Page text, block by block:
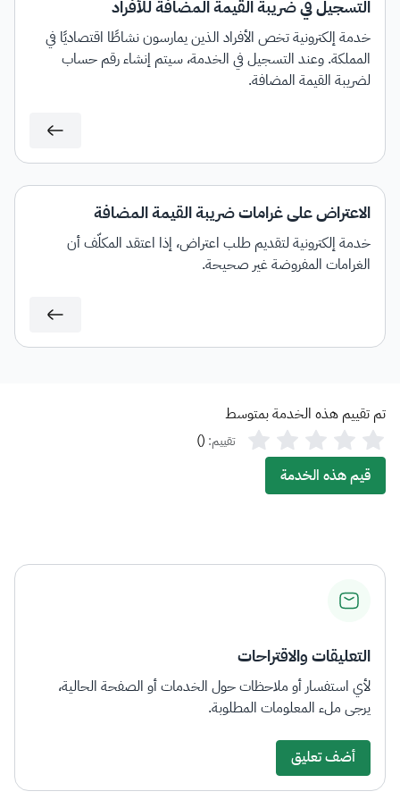
التسجيل في ضريبة القيمة المضافة للأفراد
خدمة إلكترونية تخص الأفراد الذين يمارسون نشاطًا اقتصاديًا في
المملكة. وعند التسجيل في الخدمة، سيتم إنشاء رقم حساب
لضريبة القيمة المضافة.
الاعتراض على غرامات ضريبة القيمة المضافة
خدمة إلكترونية لتقديم طلب اعتراض، إذا اعتقد المكلَّف أن
الغرامات المفروضة غير صحيحة.
تم تقييم هذه الخدمة بمتوسط
تقييم: (
)
قيم هذه الخدمة
التعليقات والاقتراحات
لأي استفسار أو ملاحظات حول الخدمات أو الصفحة الحالية،
يرجى ملء المعلومات المطلوبة.
أضف تعليق